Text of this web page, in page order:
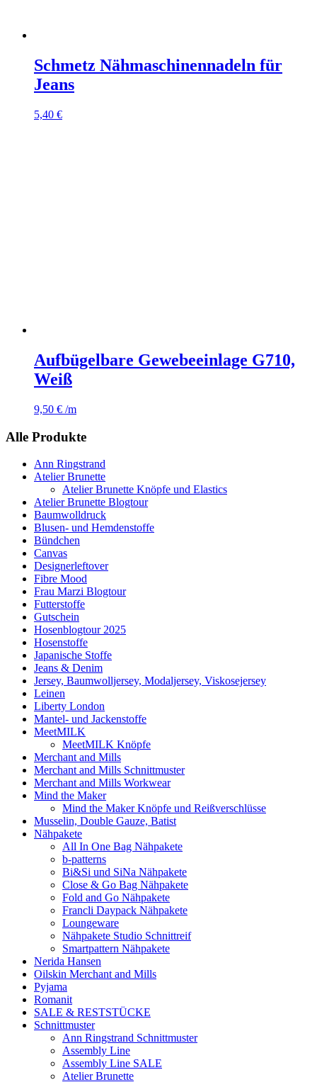
Schmetz Nähmaschinennadeln für
Jeans
5,40 €
Aufbügelbare Gewebeeinlage G710,
Weiß
9,50 € /m
Alle Produkte
Ann Ringstrand
Atelier Brunette
Atelier Brunette Knöpfe und Elastics
Atelier Brunette Blogtour
Baumwolldruck
Blusen- und Hemdenstoffe
Bündchen
Canvas
Designerleftover
Fibre Mood
Frau Marzi Blogtour
Futterstoffe
Gutschein
Hosenblogtour 2025
Hosenstoffe
Japanische Stoffe
Jeans & Denim
Jersey, Baumwolljersey, Modaljersey, Viskosejersey
Leinen
Liberty London
Mantel- und Jackenstoffe
MeetMILK
MeetMILK Knöpfe
Merchant and Mills
Merchant and Mills Schnittmuster
Merchant and Mills Workwear
Mind the Maker
Mind the Maker Knöpfe und Reißverschlüsse
Musselin, Double Gauze, Batist
Nähpakete
All In One Bag Nähpakete
b-patterns
Bi&Si und SiNa Nähpakete
Close & Go Bag Nähpakete
Fold and Go Nähpakete
Francli Daypack Nähpakete
Loungeware
Nähpakete Studio Schnittreif
Smartpattern Nähpakete
Nerida Hansen
Oilskin Merchant and Mills
Pyjama
Romanit
SALE & RESTSTÜCKE
Schnittmuster
Ann Ringstrand Schnittmuster
Assembly Line
Assembly Line SALE
Atelier Brunette